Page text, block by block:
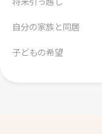
自分の家族と同居
子どもの希望